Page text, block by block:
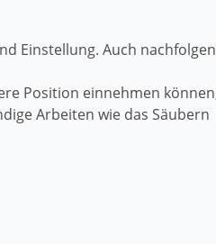
Einstellung. Auch
Position einnehmen
Arbeiten wie das Säubern